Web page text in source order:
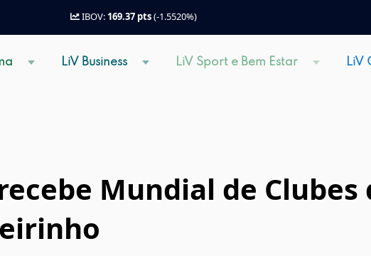
IBOV: 169.37 pts(-1.5520%)
LiV Business LiV Sport e Bem Estar LiV
Mundial de